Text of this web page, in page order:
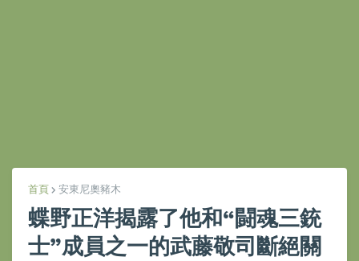
首頁 安東尼奧豬木
蝶野正洋揭露了他和“闘魂三銃
士”成員之一的武藤敬司斷絕關